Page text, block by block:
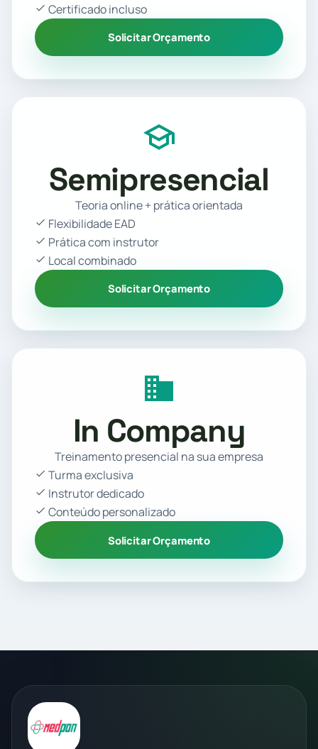
Certificado incluso
Solicitar Orçamento
Semipresencial
Teoria online + prática orientada
Flexibilidade EAD
Prática com instrutor
Local combinado
Solicitar Orçamento
In Company
Treinamento presencial na sua empresa
Turma exclusiva
Instrutor dedicado
Conteúdo personalizado
Solicitar Orçamento